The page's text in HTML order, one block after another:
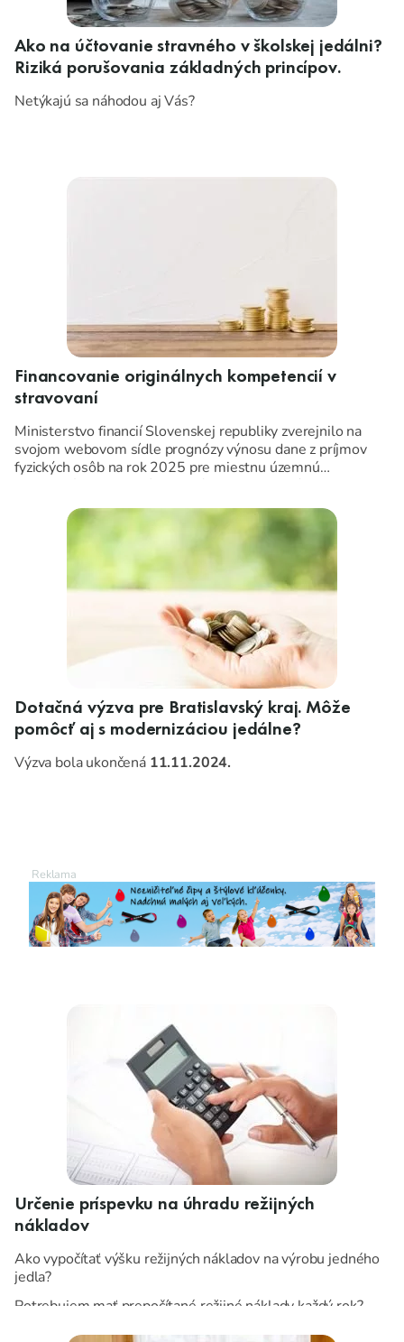
Ako na účtovanie stravného v školskej jedálni?
Riziká porušovania základných princípov.
Netýkajú sa náhodou aj Vás?
Financovanie originálnych kompetencií v
stravovaní
Ministerstvo financií Slovenskej republiky zverejnilo na
svojom webovom sídle prognózy výnosu dane z príjmov
fyzických osôb na rok 2025 pre miestnu územnú
samosprávu. Okrem úpravy výnosu dane z príjmov
fyzických osôb došlo v rámci východiskových štatistických
údajov na rok 2025 aj k zmene prepočítaného počtu žiakov
Dotačná výzva pre Bratislavský kraj. Môže
pomôcť aj s modernizáciou jedálne?
Výzva bola ukončená 11.11.2024.
Určenie príspevku na úhradu režijných
nákladov
Ako vypočítať výšku režijných nákladov na výrobu jedného
jedla?
Potrebujem mať prepočítané režijné náklady každý rok?